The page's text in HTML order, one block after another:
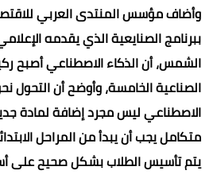
وأضاف مؤسس المنتدى العربي
ببرنامج الصنايعية الذي يقدمه
الشمس، أن الذكاء الاصطناعي أصبح
الصناعية الخامسة، وأوضح أن التحول
الاصطناعي ليس مجرد إضافة لمادة
متكامل يجب أن يبدأ من المراحل
يتم تأسيس الطلاب بشكل صحيح على